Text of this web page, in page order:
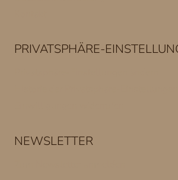
PRIVATSPHÄRE-
NEWSLETTER